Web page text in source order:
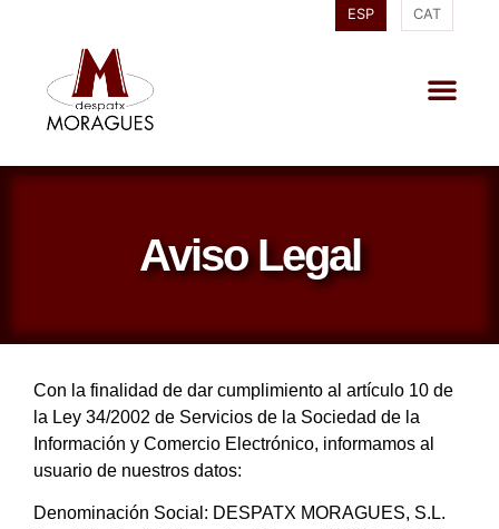
ESP CAT
Aviso Legal
Con la finalidad de dar cumplimiento al artículo 10 de
la Ley 34/2002 de Servicios de la Sociedad de la
Información y Comercio Electrónico, informamos al
usuario de nuestros datos:
Denominación Social: DESPATX MORAGUES, S.L.